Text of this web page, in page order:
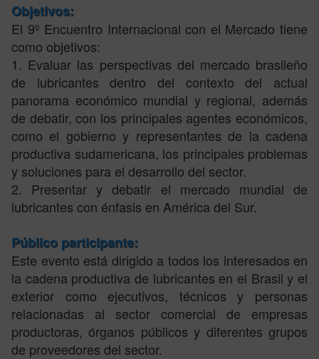
Objetivos:
El 9º Encuentro Internacional con el Mercado tiene
como objetivos:
1. Evaluar las perspectivas del mercado brasileño
de lubricantes dentro del contexto del actual
panorama económico mundial y regional, además
de debatir, con los principales agentes económicos,
como el gobierno y representantes de la cadena
productiva sudamericana, los principales problemas
y soluciones para el desarrollo del sector.
2. Presentar y debatir el mercado mundial de
lubricantes con énfasis en América del Sur.
Público participante:
Este evento está dirigido a todos los interesados en
la cadena productiva de lubricantes en el Brasil y el
exterior como ejecutivos, técnicos y personas
relacionadas al sector comercial de empresas
productoras, órganos públicos y diferentes grupos
de proveedores del sector.